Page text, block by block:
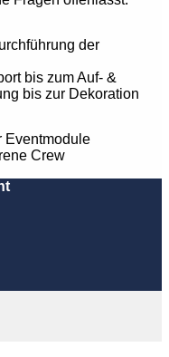
der
bis zum Auf- &
bis zur Dekoration
Eventmodule
Crew